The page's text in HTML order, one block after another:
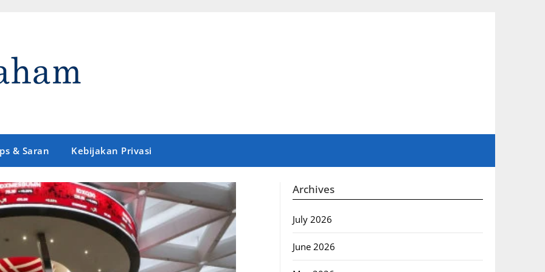
& Saran Kebijakan Privasi
Archives
July 2026
June 2026